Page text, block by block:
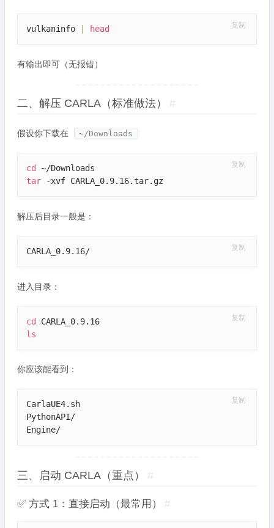
vulkaninfo head 复制
有输出即可（无报错）
二、解压 CARLA（标准做法） #
假设你下载在 ~/Downloads
cd
tar -xvf CARLA_0.9.16.tar.gz
复制
解压后目录一般是：
CARLA_0.9.16/ 复制
进入目录：
cd
ls
复制
你应该能看到：
CarlaUE4.sh
PythonAPI/
Engine/
复制
三、启动 CARLA（重点） #
✅ 方式 1：直接启动（最常用） #